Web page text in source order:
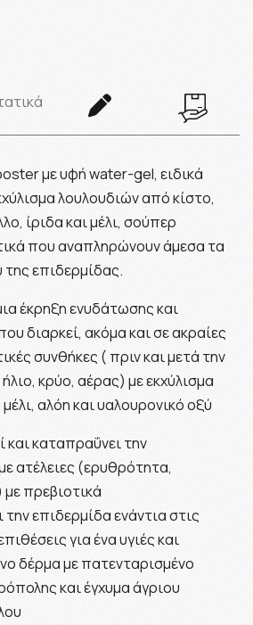
με υφή water-gel, ειδικά
λουλουδιών από κίστο,
ίριδα και μέλι, σούπερ
που αναπληρώνουν άμεσα τα
επιδερμίδας.
έκρηξη ενυδάτωσης και
διαρκεί, ακόμα και σε ακραίες
συνθήκες ( πριν και μετά την
κρύο, αέρας) με εκχύλισμα
αλόη και υαλουρονικό οξύ
και καταπραΰνει την
ατέλειες (ερυθρότητα,
πρεβιοτικά
επιδερμίδα ενάντια στις
για ένα υγιές και
δέρμα με πατενταρισμένο
και έγχυμα άγριου